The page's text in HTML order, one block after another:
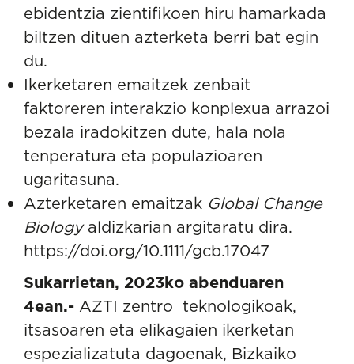
ebidentzia zientifikoen hiru hamarkada
biltzen dituen azterketa berri bat egin
du.
Ikerketaren emaitzek zenbait
faktoreren interakzio konplexua arrazoi
bezala iradokitzen dute, hala nola
tenperatura eta populazioaren
ugaritasuna.
Azterketaren emaitzak Global Change
Biologyaldizkarian argitaratu dira.
https://doi.org/10.1111/gcb.17047
Sukarrietan, 2023ko abenduaren
4ean.- AZTI zentro teknologikoak,
itsasoaren eta elikagaien ikerketan
espezializatuta dagoenak, Bizkaiko